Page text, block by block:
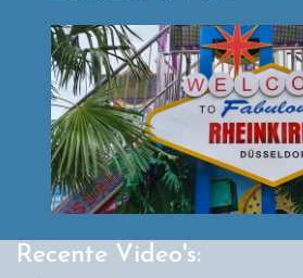
Recente Video's: